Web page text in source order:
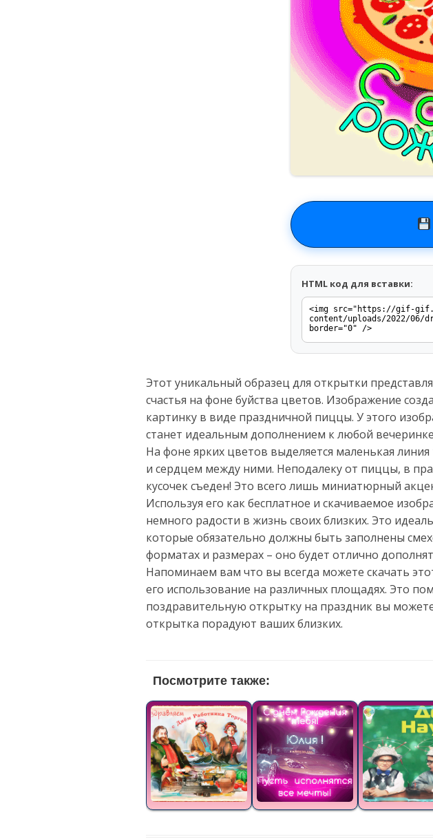
HTML код для вставки:
Этот уникальный образец для открытки
счастья на фоне буйства цветов. Изображение
картинку в виде праздничной пиццы. У этого
станет идеальным дополнением к любой
На фоне ярких цветов выделяется маленькая
и сердцем между ними. Неподалеку от пиццы, в
кусочек съеден! Это всего лишь миниатюрный
Используя его как бесплатное и скачиваемое
немного радости в жизнь своих близких. Это
которые обязательно должны быть заполнены
форматах и размерах – оно будет отлично
Напоминаем вам что вы всегда можете скачать
его использование на различных площадях. Это
поздравительную открытку на праздник вы
открытка порадуют ваших близких.
Посмотрите также: